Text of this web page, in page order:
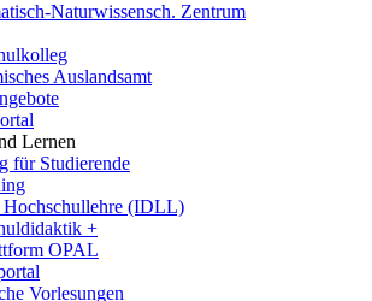
Naturwissensch. Zentrum
Auslandsamt
Lernen
für Studierende
(IDLL)
+
OPAL
Vorlesungen